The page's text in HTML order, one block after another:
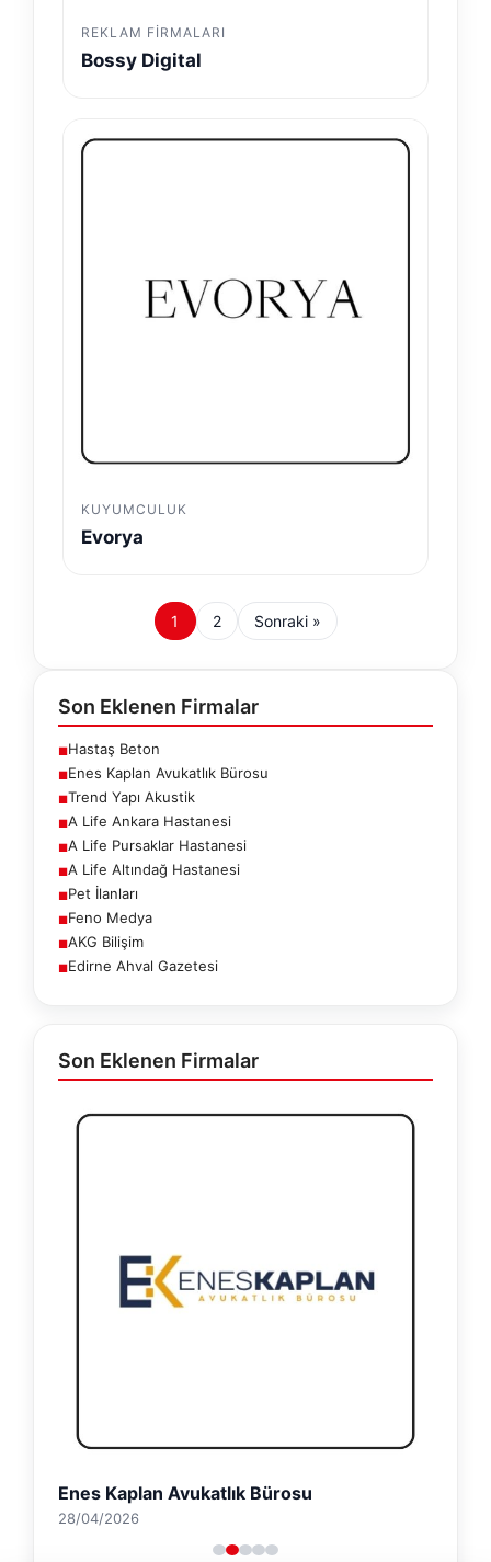
REKLAM FIRMALARI
Bossy Digital
KUYUMCULUK
Evorya
1 2 Sonraki »
Son Eklenen Firmalar
■Hastaş Beton
■Enes Kaplan Avukatlık Bürosu
■Trend Yapı Akustik
■A Life Ankara Hastanesi
■A Life Pursaklar Hastanesi
■A Life Altındağ Hastanesi
■Pet İlanları
■Feno Medya
■AKG Bilişim
■Edirne Ahval Gazetesi
Son Eklenen Firmalar
Enes Kaplan Avukatlık Bürosu
28/04/2026